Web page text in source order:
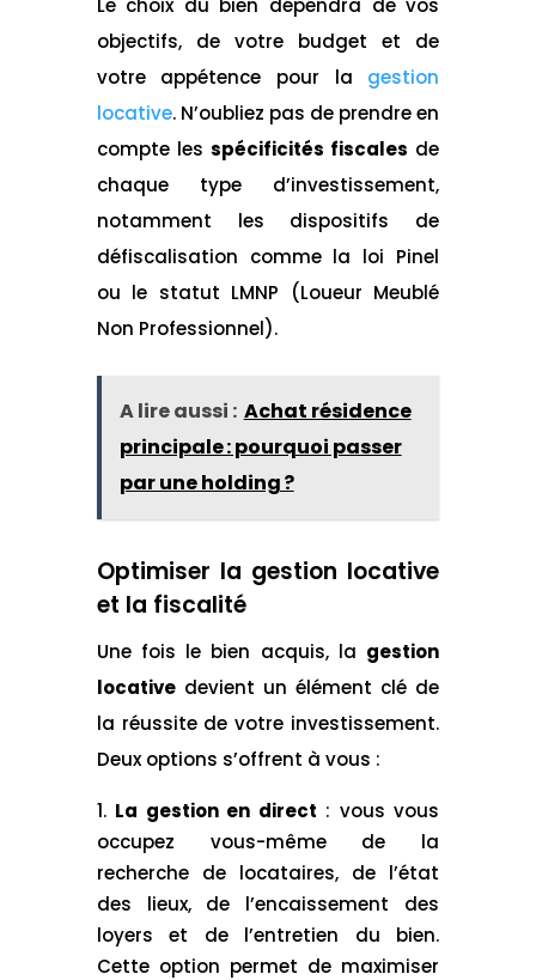
Le choix du bien dépendra de vos
objectifs, de votre budget et de
votre appétence pour la gestion
locative. N’oubliez pas de prendre en
compte les spécificités fiscales de
chaque type d’investissement,
notamment les dispositifs de
défiscalisation comme la loi Pinel
ou le statut LMNP (Loueur Meublé
Non Professionnel).
A lire aussi : Achat résidence
principale : pourquoi passer
par une holding ?
Optimiser la gestion locative
et la fiscalité
Une fois le bien acquis, la gestion
locativedevient un élément clé de
la réussite de votre investissement.
Deux options s’offrent à vous :
La gestion en direct : vous vous
occupez vous-même de la
recherche de locataires, de l’état
des lieux, de l’encaissement des
loyers et de l’entretien du bien.
Cette option permet de maximiser